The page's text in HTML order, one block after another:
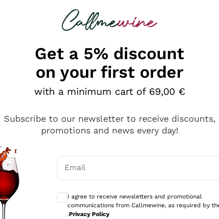
looking for
è male ma secondo me ci sono alternative che
Get a 5% discount
on your first order
with a minimum cart of 69,00 €
Subscribe to our newsletter to receive discounts,
promotions and news every day!
Email
I agree to receive newsletters and promotional
communications from Callmewine, as required by
.Privacy Policy